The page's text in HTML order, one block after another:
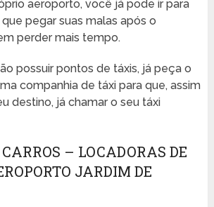
aeroporto, você já pode ir para
pegar suas malas após o
perder mais tempo.
possuir pontos de táxis, já peça o
companhia de táxi para que, assim
destino, já chamar o seu táxi
– LOCADORAS DE
JARDIM DE